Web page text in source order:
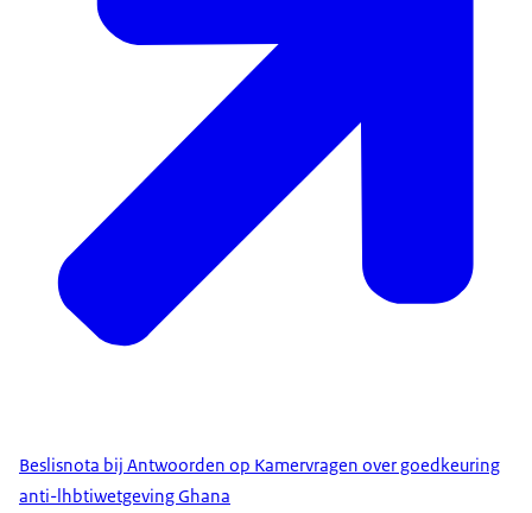
Beslisnota bij Antwoorden op Kamervragen over goedkeuring
anti-lhbtiwetgeving Ghana